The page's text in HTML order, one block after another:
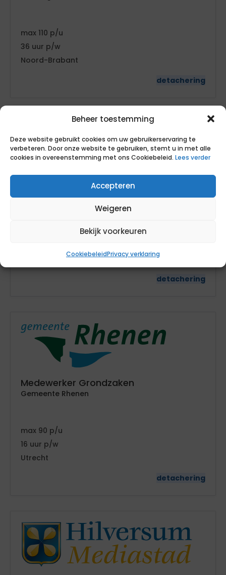
Beheer toestemming
Deze website gebruikt cookies om uw gebruikerservaring te
verbeteren. Door onze website te gebruiken, stemt u in met alle
cookies in overeenstemming met ons Cookiebeleid. Lees verder
Accepteren
Weigeren
Bekijk voorkeuren
CookiebeleidPrivacy verklaring
110
36
Noord-Brabant
detachering
VG&W Adviseur / Arbo Adviseur -
Veiligheid, Gezondheid en Welzijn
Gemeente s-Hertogenbosch
Noord-Brabant
detachering
Medewerker Grondzaken
Gemeente Rhenen
90
16
Utrecht
detachering